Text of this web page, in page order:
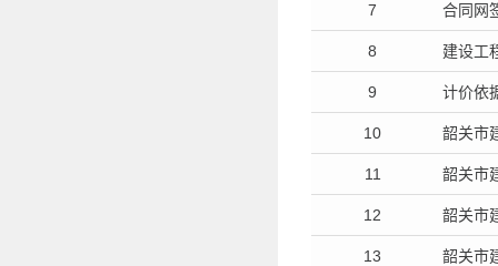
7 合同网
8 建设工
9 计价依
10 韶关市
11 韶关市
12 韶关市
13 韶关市